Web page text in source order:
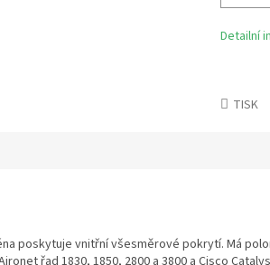
Detailní
TISK
poskytuje vnitřní všesměrové pokrytí. Má